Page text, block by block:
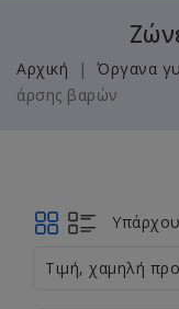
Αρχική Όργανα
άρσης βαρών
Τιμή, χαμηλή